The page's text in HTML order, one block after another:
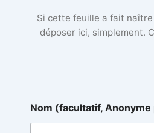
Si cette feuille a fait naître
déposer ici, simplement.
é
f
Nom (facultatif, Anonyme